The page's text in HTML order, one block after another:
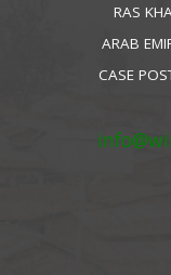
RAS
ARAB
CASE